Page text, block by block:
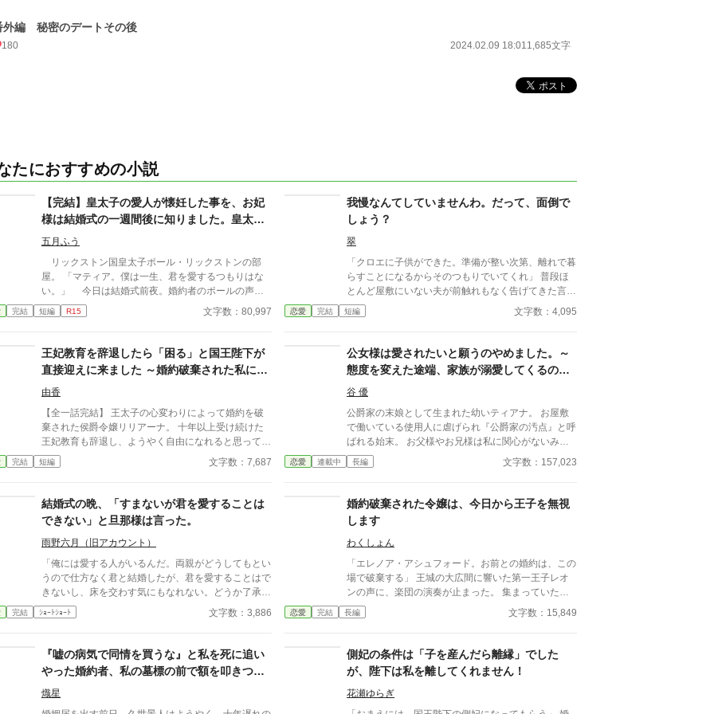
外編 秘密のデートその後
180 2024.02.09 18:011,685文字
たにおすすめの小説
【完結】皇太子の愛人が懐妊した事を、お妃
様は結婚式の一週間後に知りました。皇太子
様はお妃様を愛するつもりは無いようです。
五月ふう
リックストン国皇太子ポール・リックストンの部
屋。 「マティア。僕は一生、君を愛するつもりはな
い。」 今日は結婚式前夜。婚約者のポールの声が
部屋に響き渡る。 「そう……。」 マティアは小さ
く笑みを浮かべ、ゆっくりとソファーに身を預けた。
マティア・ドントール。ドントール国第一王女。21
歳。 リッカルド国とドントール国の和平のため
に、マティアはこの国に嫁いできた。ポールとの結婚
は政略的なもの。彼らの意志は一切介入していない。
「どんなことがあっても、僕は君を王妃とは認めな
い。」 ポールはマティアを憎しみを込めた目でマ
ティアを見つめる。美しい黒髪に青い瞳。ドントール
国の宝石と評されるマティア。 「私が……ずっと貴
方を好きだったと知っても、妻として認めてくれない
くだらない感情に……今更意味はない。」 ポール
は険しい顔でマティアを睨みつける。銀色の髪に赤い
相手。 だが、ポールにはマティアを愛することはで
きない理由があった。 二人の結婚式が行われた一週
間後、マティアは衝撃の事実を知ることになる。
「サラが懐妊したですって‥‥‥！？」
完結 短編 R15 文字数：80,997
我慢なんてしていませんわ。だって、面倒で
しょう？
翠
「クロエに子供ができた。準備が整い次第、離れで暮
らすことになるからそのつもりでいてくれ」 普段ほ
とんど屋敷にいない夫が前触れもなく告げてきた言葉
をきっかけに、レティシアは“三年間”の契約を終わら
せることにした。 赤の他人を屋敷に迎えることはし
って、面倒でしょう？」 不誠実な夫も、無意味な結
婚も、 この際すべて切り捨ててしまいましょう。
恋愛 完結 短編 文字数：4,095
王妃教育を辞退したら「困る」と国王陛下が
直接迎えに来ました ～婚約破棄された私に、
王太子ではなく国王陛下が求婚してきます〜
由香
【全一話完結】 王太子の心変わりによって婚約を破
棄された侯爵令嬢リリアーナ。 十年以上受け続けた
王妃教育も辞退し、ようやく自由になれると思ってい
た。 ところが数日後、侯爵家を訪れたのは国王陛下
本人。 「王妃教育を辞退されると困る。私の妃にな
失い、選ばれたのは誠実に生きてきた彼女だった。
これは、年上国王に溺愛されながら、世界一幸せな王
妃になるまでの逆転ラブストーリー。
完結 短編 文字数：7,687
公女様は愛されたいと願うのやめました。～
態度を変えた途端、家族が溺愛してくるのは
なぜですか？～
谷 優
公爵家の末娘として生まれた幼いティアナ。 お屋敷
で働いている使用人に虐げられ『公爵家の汚点』と呼
ばれる始末。 お父様やお兄様は私に関心がないみた
い。 ただ、愛されたいと願った。 そんな中、夢の中
の本を読むと自分の正体が明らかに。 ◆恋愛要素は
きますのでご了承ください。
恋愛 連載中 長編 文字数：157,023
結婚式の晩、「すまないが君を愛することは
できない」と旦那様は言った。
雨野六月（旧アカウント）
「俺には愛する人がいるんだ。両親がどうしてもとい
うので仕方なく君と結婚したが、君を愛することはで
きないし、床を交わす気にもなれない。どうか了承し
てほしい」 結婚式の晩、新妻クロエが夫ロバートか
ら要求されたのは、お飾りの妻になることだった。
諭されて、クロエはそれを受け入れる。そして――
完結 ｼｮｰﾄｼｮｰﾄ 文字数：3,886
婚約破棄された令嬢は、今日から王子を無視
します
わくしょん
「エレノア・アシュフォード。お前との婚約は、この
場で破棄する」 王城の大広間に響いた第一王子レオ
ンの声に、楽団の演奏が止まった。 集まっていた貴
族たちは息をのみ、次の瞬間にはざわめきが広がる。
エレノアはゆっくりと顔を上げた。 目の前では、王
が勝ち誇ったように微笑んでいる。
恋愛 完結 長編 文字数：15,849
『嘘の病気で同情を買うな』と私を死に追い
やった婚約者、私の墓標の前で額を叩きつ
け、血の涙を流して号泣する大破滅！
熾星
側妃の条件は「子を産んだら離縁」でした
が、陛下は私を離してくれません！
花瀬ゆらぎ